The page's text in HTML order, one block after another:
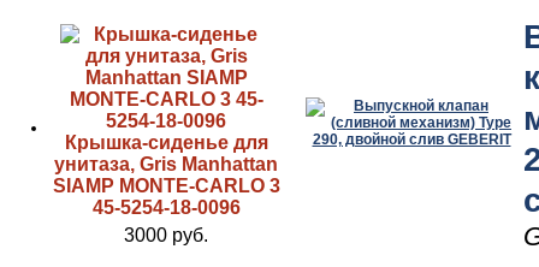
Крышка-сиденье для
унитаза, Gris Manhattan
SIAMP MONTE-CARLO 3
45-5254-18-0096
3000 руб.